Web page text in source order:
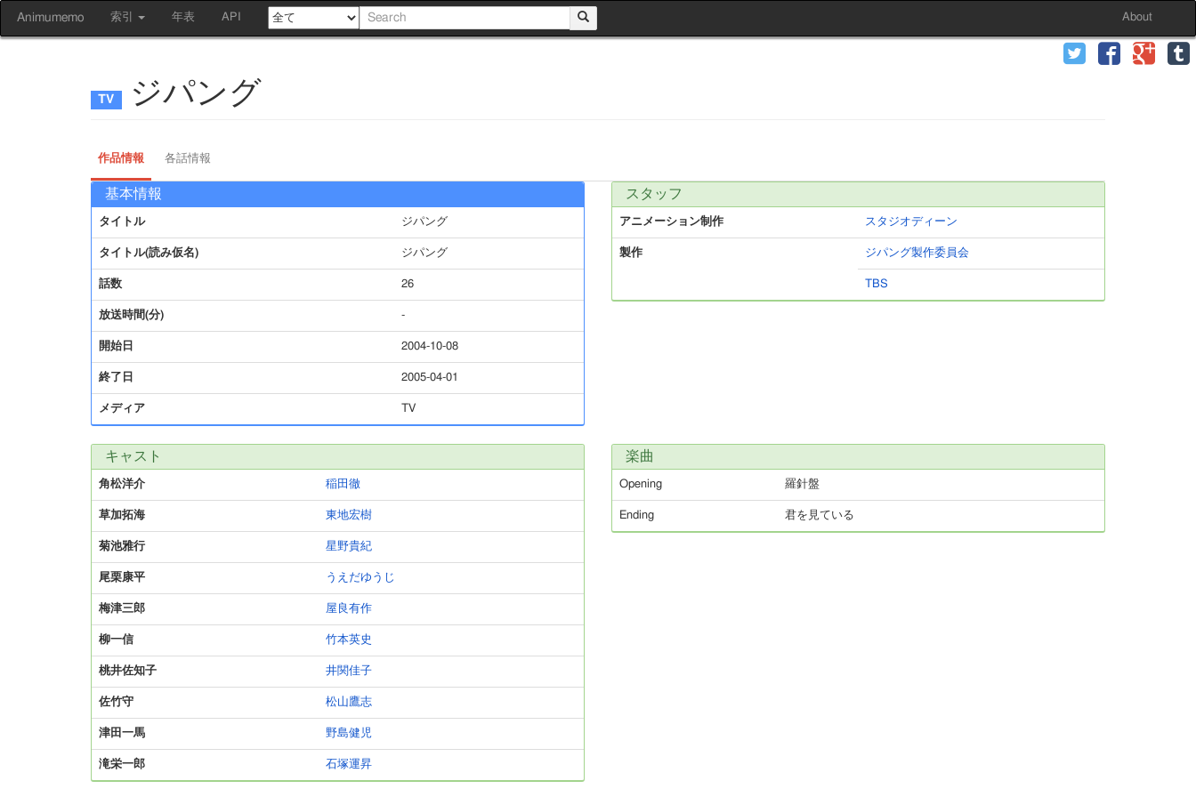
Animumemo 索引 年表 API About
ジパング
作品情報 各話情報
基本情報
タイトル ジパング
タイトル(読み仮名) ジパング
話数 26
放送時間(分) -
開始日 2004-10-08
終了日 2005-04-01
メディア TV
スタッフ
アニメーション制作 スタジオディーン
製作 ジパング製作委員会
TBS
キャスト
角松洋介 稲田徹
草加拓海 東地宏樹
菊池雅行 星野貴紀
尾栗康平 うえだゆうじ
梅津三郎 屋良有作
柳一信 竹本英史
桃井佐知子 井関佳子
佐竹守 松山鷹志
津田一馬 野島健児
滝栄一郎 石塚運昇
楽曲
Opening 羅針盤
Ending 君を見ている